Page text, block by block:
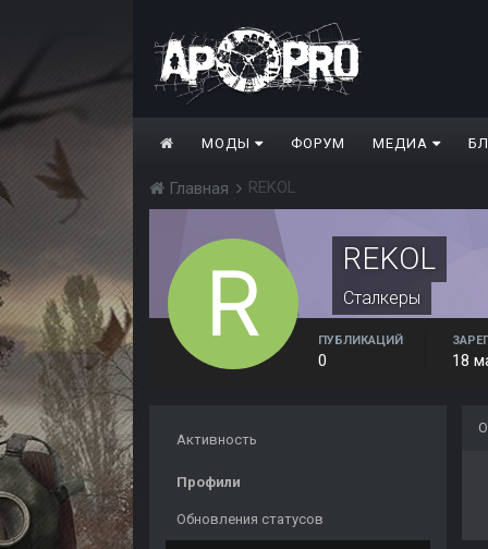
МОДЫ ФОРУМ МЕДИА
Главная REKOL
REKOL
Сталкеры
ПУБЛИКАЦИЙ
0 18
Активность
Профили
Обновления статусов